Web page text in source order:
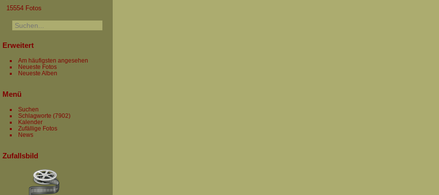
15554 Fotos
Erweitert
Am häufigsten angesehen
Neueste Fotos
Neueste Alben
Menü
Suchen
Schlagworte (7902)
Kalender
Zufällige Fotos
News
Zufallsbild